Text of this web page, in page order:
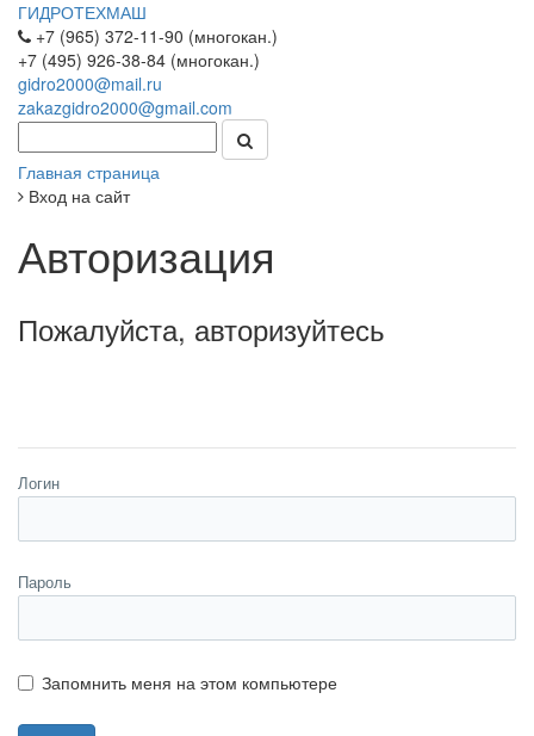
ГИДРОТЕХМАШ
+7 (965) 372-11-90 (многокан.)
+7 (495) 926-38-84 (многокан.)
gidro2000@mail.ru
zakazgidro2000@gmail.com
Главная страница
Вход на сайт
Авторизация
Пожалуйста, авторизуйтесь
Логин
Пароль
Запомнить меня на этом компьютере